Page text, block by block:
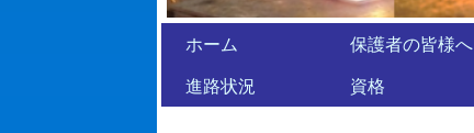
ホーム 保護者の皆様へ
進路状況
資格